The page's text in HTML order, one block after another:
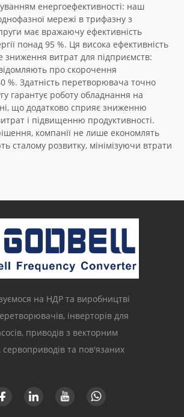
енергоефективності: наш
мережі в трифазну з
має вражаючу ефективність
понад 95 %. Ця висока ефективність
зниження витрат для підприємств:
про скорочення
%. Здатність перетворювача точно
гарантує роботу обладнання на
що додатково сприяє зниженню
і підвищенню продуктивності.
компанії не лише економлять
сталому розвитку, мінімізуючи втрати
на НДР та виробництві
інверторів для
приводів з векторним
та пов'язаних